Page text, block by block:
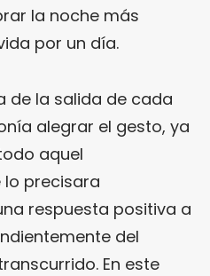
la noche más
por un día.
de la salida de cada
alegrar el gesto, ya
aquel
precisara
respuesta positiva a
del
En este